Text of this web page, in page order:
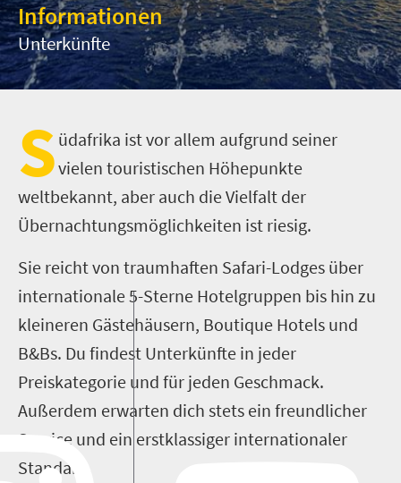
Informationen
Unterkünfte
S üdafrika ist vor allem aufgrund seiner
vielen touristischen Höhepunkte
weltbekannt, aber auch die Vielfalt der
Übernachtungsmöglichkeiten ist riesig.
Sie reicht von traumhaften Safari-Lodges über
internationale 5-Sterne Hotelgruppen bis hin zu
kleineren Gästehäusern, Boutique Hotels und
B&Bs. Du findest Unterkünfte in jeder
Preiskategorie und für jeden Geschmack.
Außerdem erwarten dich stets ein freundlicher
Service und ein erstklassiger internationaler
Standard.